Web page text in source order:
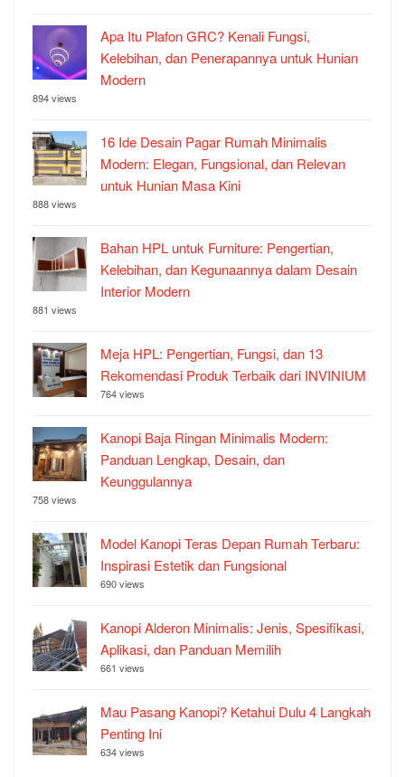
Apa Itu Plafon GRC? Kenali Fungsi,
Kelebihan, dan Penerapannya untuk Hunian
Modern
894 views
16 Ide Desain Pagar Rumah Minimalis
Modern: Elegan, Fungsional, dan Relevan
untuk Hunian Masa Kini
888 views
Bahan HPL untuk Furniture: Pengertian,
Kelebihan, dan Kegunaannya dalam Desain
Interior Modern
881 views
Meja HPL: Pengertian, Fungsi, dan 13
Rekomendasi Produk Terbaik dari INVINIUM
764 views
Kanopi Baja Ringan Minimalis Modern:
Panduan Lengkap, Desain, dan
Keunggulannya
758 views
Model Kanopi Teras Depan Rumah Terbaru:
Inspirasi Estetik dan Fungsional
690 views
Kanopi Alderon Minimalis: Jenis, Spesifikasi,
Aplikasi, dan Panduan Memilih
661 views
Mau Pasang Kanopi? Ketahui Dulu 4 Langkah
Penting Ini
634 views